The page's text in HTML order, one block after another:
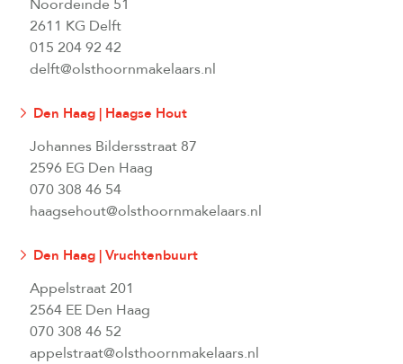
Noordeinde 51
2611 KG Delft
015 204 92 42
delft@olsthoornmakelaars.nl
Den Haag | Haagse Hout
Johannes Bildersstraat 87
2596 EG Den Haag
070 308 46 54
haagsehout@olsthoornmakelaars.nl
Den Haag | Vruchtenbuurt
Appelstraat 201
2564 EE Den Haag
070 308 46 52
appelstraat@olsthoornmakelaars.nl